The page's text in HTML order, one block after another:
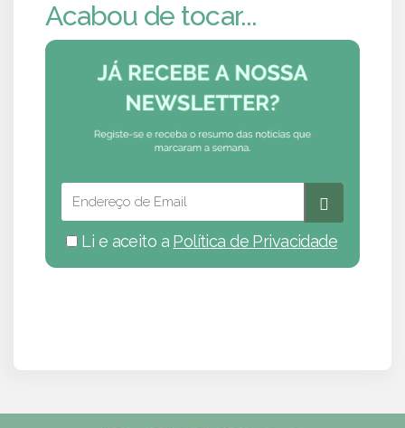
Acabou de tocar...
Li e aceito a Política de Privacidade